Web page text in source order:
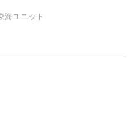
海ユニット